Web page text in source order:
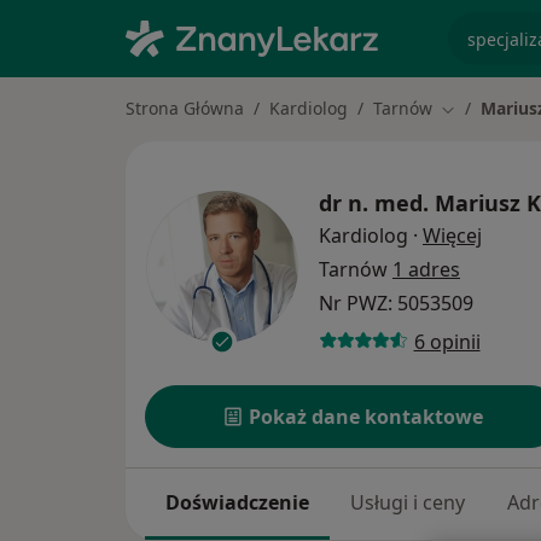
Strona Główna Kardiolog Tarnów Zmień
dr n. med. Mariusz
Kardiolog · Więcej
Tarnów 1 adres
Nr PWZ: 5053509
6 opinii
Pokaż dane kontaktowe
Doświadczenie Usługi i ceny